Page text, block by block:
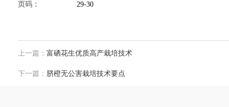
页码： 29-30
上一篇： 富硒花生优质高产栽培技术
下一篇： 脐橙无公害栽培技术要点